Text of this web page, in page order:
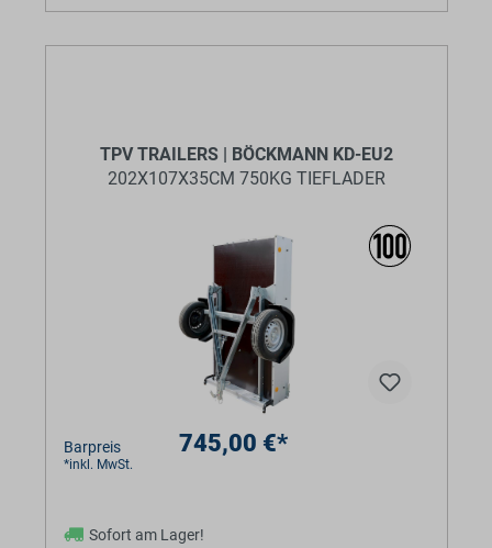
TPV TRAILERS | BÖCKMANN KD-EU2
202X107X35CM 750KG TIEFLADER
Barpreis 745,00 €*
*inkl. MwSt.
Sofort am Lager!